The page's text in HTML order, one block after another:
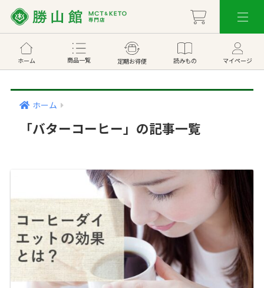
ホーム 商品一覧 定期お得便 読みもの マイページ
ホーム
「バターコーヒー」の記事一覧